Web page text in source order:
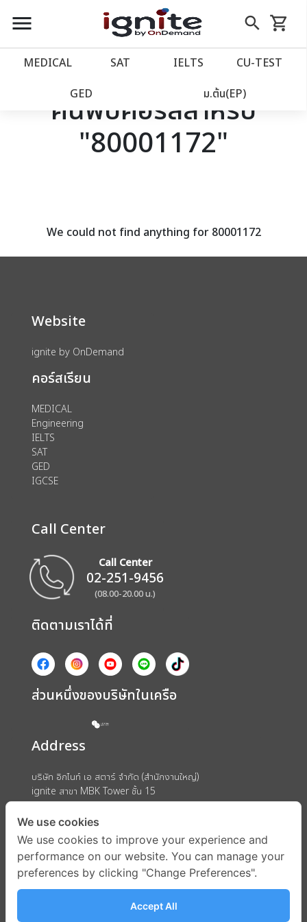
close
account_balance หน้าแรก
เว็บไซต์อิกไนท์
โปรโมชั่น
assignment ลงทะเบียน
menu search
Skip
to
shopping_cart
รถเข็น
MEDICAL SAT IELTS CU‑TEST
GED ม.ต้น(EP)
ค้นพบคอร์สสำหรับ
"80001172"
We could not find anything for 80001172
Website
ignite by OnDemand
คอร์สเรียน
MEDICAL
Engineering
IELTS
SAT
GED
IGCSE
Call Center
Call Center
02-251-9456
(08.00-20.00 น.)
ติดตามเราได้ที่
ส่วนหนึ่งของบริษัทในเครือ
Address
บริษัท อิกไนท์ เอ สตาร์ จำกัด (สำนักงานใหญ่)
ignite สาขา MBK Tower ชั้น 15
ถนนพญาไท แขวงวังใหม่ เขตปทุมวัน กรุงเทพมหานคร 10330
We use cookies
We use cookies to improve your experience and
performance on our website. You can manage your
preferences by clicking "Change Preferences".
Accept All